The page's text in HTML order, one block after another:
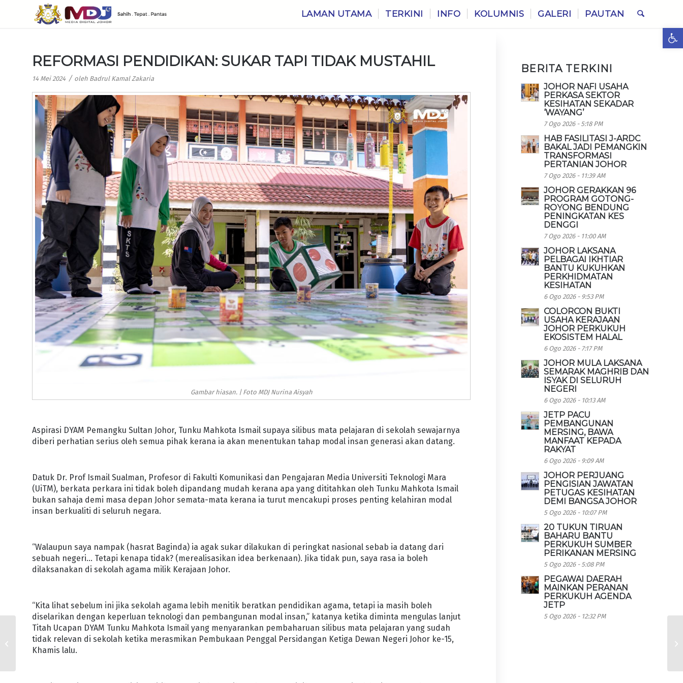
LAMAN UTAMA TERKINI INFO KOLUMNIS GALERI PAUTAN
REFORMASI PENDIDIKAN: SUKAR TAPI TIDAK MUSTAHIL
14 Mei 2024 / oleh Badrul Kamal Zakaria
Gambar hiasan. | Foto MDJ Nurina Aisyah
Aspirasi DYAM Pemangku Sultan Johor, Tunku Mahkota Ismail supaya silibus mata pelajaran di sekolah sewajarnya
diberi perhatian serius oleh semua pihak kerana ia akan menentukan tahap modal insan generasi akan datang.
Datuk Dr. Prof Ismail Sualman, Profesor di Fakulti Komunikasi dan Pengajaran Media Universiti Teknologi Mara
(UiTM), berkata perkara ini tidak boleh dipandang mudah kerana apa yang dititahkan oleh Tunku Mahkota Ismail
bukan sahaja demi masa depan Johor semata-mata kerana ia turut mencakupi proses penting kelahiran modal
insan berkualiti di seluruh negara.
“Walaupun saya nampak (hasrat Baginda) ia agak sukar dilakukan di peringkat nasional sebab ia datang dari
sebuah negeri… Tetapi kenapa tidak? (merealisasikan idea berkenaan). Jika tidak pun, saya rasa ia boleh
dilaksanakan di sekolah agama milik Kerajaan Johor.
“Kita lihat sebelum ini jika sekolah agama lebih menitik beratkan pendidikan agama, tetapi ia masih boleh
diselarikan dengan keperluan teknologi dan pembangunan modal insan,” katanya ketika diminta mengulas lanjut
Titah Ucapan DYAM Tunku Mahkota Ismail yang menyarankan pembaharuan silibus mata pelajaran yang sudah
tidak relevan di sekolah ketika merasmikan Pembukaan Penggal Persidangan Ketiga Dewan Negeri Johor ke-15,
Khamis lalu.
BERITA TERKINI
JOHOR NAFI USAHA
PERKASA SEKTOR
KESIHATAN SEKADAR
‘WAYANG’
7 Ogo 2026 - 5:18 PM
HAB FASILITASI J-ARDC
BAKAL JADI PEMANGKIN
TRANSFORMASI
PERTANIAN JOHOR
7 Ogo 2026 - 11:39 AM
JOHOR GERAKKAN 96
PROGRAM GOTONG-
ROYONG BENDUNG
PENINGKATAN KES
DENGGI
7 Ogo 2026 - 11:00 AM
JOHOR LAKSANA
PELBAGAI IKHTIAR
BANTU KUKUHKAN
PERKHIDMATAN
KESIHATAN
6 Ogo 2026 - 9:53 PM
COLORCON BUKTI
USAHA KERAJAAN
JOHOR PERKUKUH
EKOSISTEM HALAL
6 Ogo 2026 - 7:17 PM
JOHOR MULA LAKSANA
SEMARAK MAGHRIB DAN
ISYAK DI SELURUH
NEGERI
6 Ogo 2026 - 10:13 AM
JETP PACU
PEMBANGUNAN
MERSING, BAWA
MANFAAT KEPADA
RAKYAT
6 Ogo 2026 - 9:09 AM
JOHOR PERJUANG
PENGISIAN JAWATAN
PETUGAS KESIHATAN
DEMI BANGSA JOHOR
5 Ogo 2026 - 10:07 PM
20 TUKUN TIRUAN
BAHARU BANTU
PERKUKUH SUMBER
PERIKANAN MERSING
5 Ogo 2026 - 5:08 PM
PEGAWAI DAERAH
MAINKAN PERANAN
PERKUKUH AGENDA
JETP
5 Ogo 2026 - 12:32 PM
TIADA BAYARAN UNTUK
MOHON RMMJ